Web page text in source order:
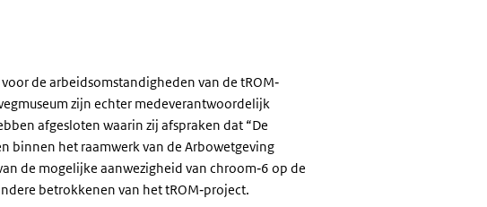
de arbeidsomstandigheden van de tROM‐
zijn echter medeverantwoordelijk
afgesloten waarin zij afspraken dat “De
binnen het raamwerk van de Arbowetgeving
de mogelijke aanwezigheid van chroom‐6 op de
betrokkenen van het tROM‐project.